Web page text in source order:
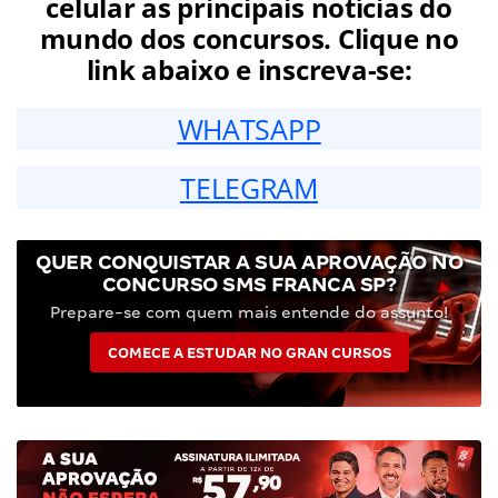
mundo dos concursos. Clique no
link abaixo e inscreva-se:
WHATSAPP
TELEGRAM
QUER CONQUISTAR A SUA APROVAÇÃO NO
CONCURSO SMS FRANCA SP?
Prepare-se com quem mais entende do assunto!
COMECE A ESTUDAR NO GRAN CURSOS